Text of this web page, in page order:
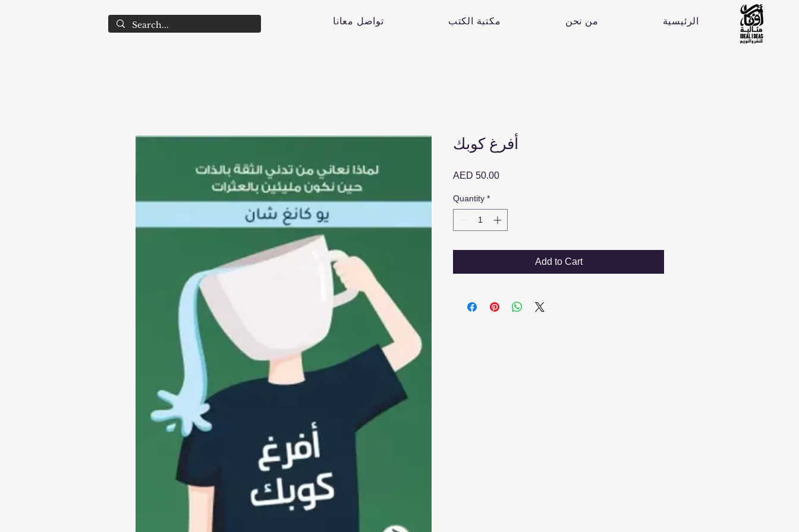
تواصل معانا مكتبة الكتب من نحن الرئيسية
أفرغ كوبك
AED 50.00Price
Quantity *
Add to Cart